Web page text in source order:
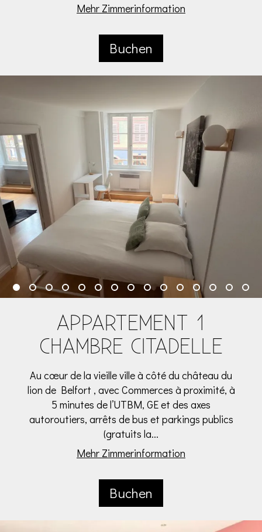
Mehr Zimmerinformation
Buchen
APPARTEMENT 1
CHAMBRE CITADELLE
Au cœur de la vieille ville à côté du château du
lion de Belfort , avec Commerces à proximité, à
5 minutes de l’UTBM, GE et des axes
autoroutiers, arrêts de bus et parkings publics
(gratuits la...
Mehr Zimmerinformation
Buchen